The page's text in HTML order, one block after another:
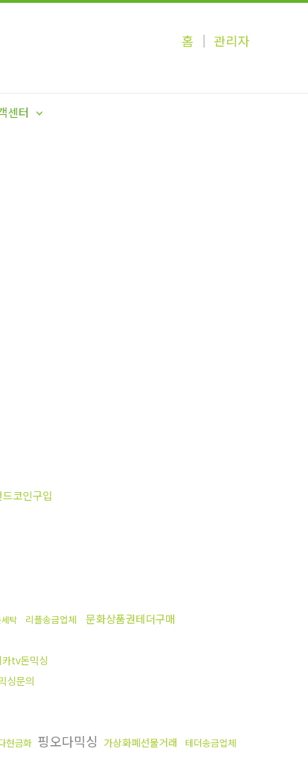
홈 │ 관리자
센터
코인구입
탁 리플송금업체 문화상품권테더구매
카tv돈믹싱
싱문의
현금화 핑오다믹싱 가상화폐선물거래 테더송금업체